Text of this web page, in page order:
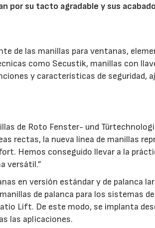
por su tacto agradable y sus
de las manillas para ventanas,
como Secustik, manillas con
y características de seguridad,
de Roto Fenster- und
rectas, la nueva línea de manillas
Hemos conseguido llevar a la
versátil.”
en versión estándar y de palanca
de palanca para los sistemas
Lift. De este modo, se implanta
las aplicaciones.